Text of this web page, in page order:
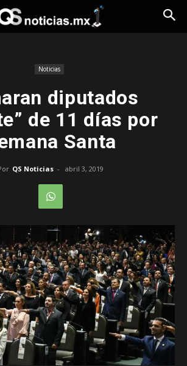
Noticias
diputados
de 11 días por
Santa
QS Noticias - abril 3, 2019